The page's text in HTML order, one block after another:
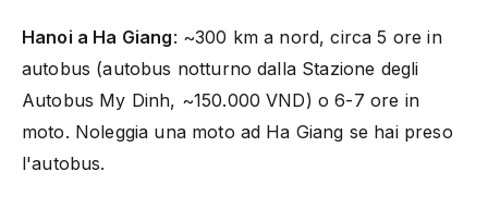
Hanoi a Ha Giang: ~300 km a nord, circa 5 ore in
autobus (autobus notturno dalla Stazione degli
Autobus My Dinh, ~150.000 VND) o 6-7 ore in
moto. Noleggia una moto ad Ha Giang se hai preso
l'autobus.